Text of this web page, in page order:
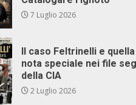
7 Luglio 2026
Il caso Feltrinelli e quella
nota speciale nei file
della CIA
2 Luglio 2026